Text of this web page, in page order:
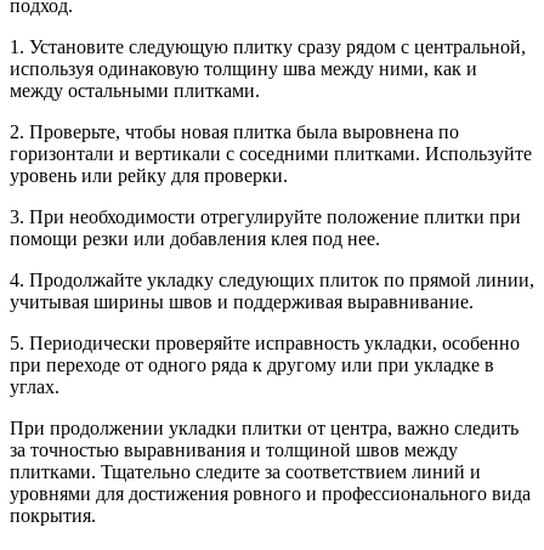
подход.
1. Установите следующую плитку сразу рядом с центральной,
используя одинаковую толщину шва между ними, как и
между остальными плитками.
2. Проверьте, чтобы новая плитка была выровнена по
горизонтали и вертикали с соседними плитками. Используйте
уровень или рейку для проверки.
3. При необходимости отрегулируйте положение плитки при
помощи резки или добавления клея под нее.
4. Продолжайте укладку следующих плиток по прямой линии,
учитывая ширины швов и поддерживая выравнивание.
5. Периодически проверяйте исправность укладки, особенно
при переходе от одного ряда к другому или при укладке в
углах.
При продолжении укладки плитки от центра, важно следить
за точностью выравнивания и толщиной швов между
плитками. Тщательно следите за соответствием линий и
уровнями для достижения ровного и профессионального вида
покрытия.